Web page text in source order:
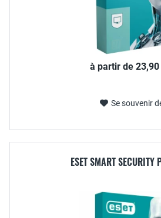
à partir de
Se souvenir
ESET SMART SECURITY